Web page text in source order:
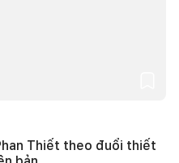
Thiết theo đuổi thiết